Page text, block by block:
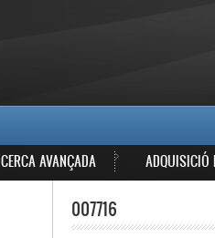
CERCA AVANÇADA ADQUISICIÓ
007716